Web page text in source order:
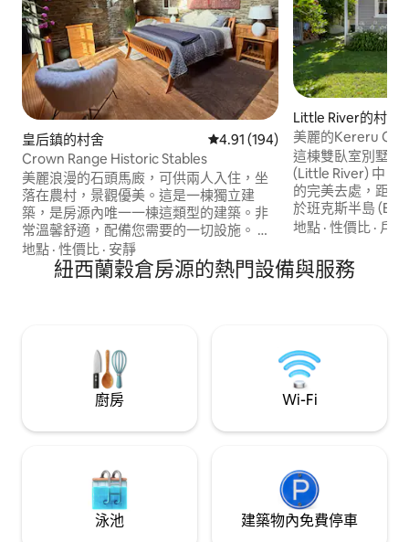
皇后鎮的村舍 從 194 則評價中獲得 4.91 的平
4.91 (194)
Crown Range Historic Stables
美麗浪漫的石頭馬廄，可供兩人入住，坐
落在農村，景觀優美。這是一棟獨立建
築，是房源內唯一一棟這類型的建築。非
常溫馨舒適，配備您需要的一切設施。 距
離Arrowtown歷史村僅7公里，距離皇后
鎮市中心和Wakatipu湖僅20分鐘路程。位
於3個滑雪場的中心：卡德羅納
近您所需的一切。
地點 · 性價比 · 安靜
Little River的村舍
美麗的Kereru
這棟雙臥室別墅坐
(Little River) 中，
的完美去處，距離
於班克斯半島
這間可愛的個性房
還有一個附加臥室
發、電視和大量玩
地點 ·性價比 · 戶
紐西蘭穀倉房源的熱門設備與服務
廚房 Wi-Fi
泳池 建築物內免費停車